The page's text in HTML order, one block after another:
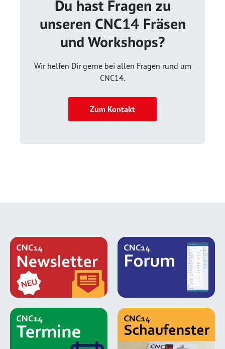
Du hast Fragen zu
unseren CNC14 Fräsen
und Workshops?
Wir helfen Dir gerne bei allen Fragen rund um
CNC14.
Zum Kontakt